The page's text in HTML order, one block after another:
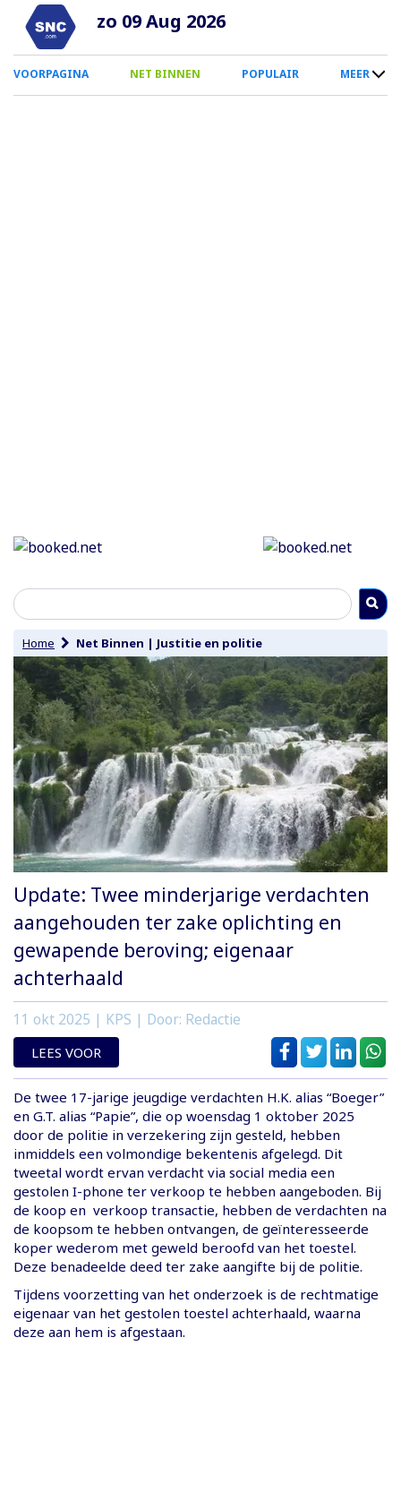
Overslaan
naar
inhoud
zo 09 Aug 2026
0
Smartphone
VOORPAGINA NET BINNEN POPULAIR MEER
Home Net Binnen | Justitie en politie
Update: Twee minderjarige verdachten
aangehouden ter zake oplichting en
gewapende beroving; eigenaar
achterhaald
11 okt 2025 | KPS | Door: Redactie
LEES VOOR
De twee 17-jarige jeugdige verdachten H.K. alias “Boeger”
en G.T. alias “Papie”, die op woensdag 1 oktober 2025
door de politie in verzekering zijn gesteld, hebben
inmiddels een volmondige bekentenis afgelegd. Dit
tweetal wordt ervan verdacht via social media een
gestolen I-phone ter verkoop te hebben aangeboden. Bij
de koop en verkoop transactie, hebben de verdachten na
de koopsom te hebben ontvangen, de geïnteresseerde
koper wederom met geweld beroofd van het toestel.
Deze benadeelde deed ter zake aangifte bij de politie.
Tijdens voorzetting van het onderzoek is de rechtmatige
eigenaar van het gestolen toestel achterhaald, waarna
deze aan hem is afgestaan.